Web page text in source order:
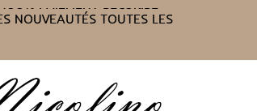
100% PAIEMENT SÉCURISÉ
SEMAINES